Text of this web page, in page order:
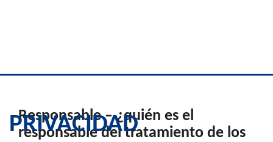
PRIVACIDAD
Responsable – ¿quién es el
responsable del tratamiento de los